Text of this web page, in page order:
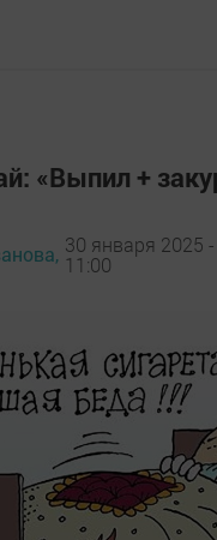
«Выпил +
30 января 2025 -
11:00